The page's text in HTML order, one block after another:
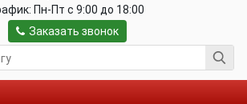
Пн-Пт c 9:00 до 18:00
Заказать звонок